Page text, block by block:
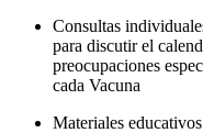
Consultas
para discutir el
preocupaciones
cada Vacuna
Materiales